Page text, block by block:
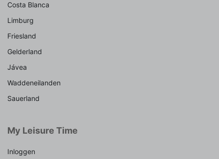
Costa Blanca
Limburg
Friesland
Gelderland
Jávea
Waddeneilanden
Sauerland
My Leisure Time
Inloggen